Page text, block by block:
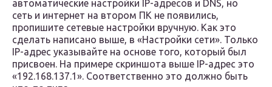
автоматические настройки IP-адресов и DNS, но
сеть и интернет на втором ПК не появились,
пропишите сетевые настройки вручную. Как это
сделать написано выше, в «Настройки сети». Только
IP-адрес указывайте на основе того, который был
присвоен. На примере скриншота выше IP-адрес это
«192.168.137.1». Соответственно это должно быть